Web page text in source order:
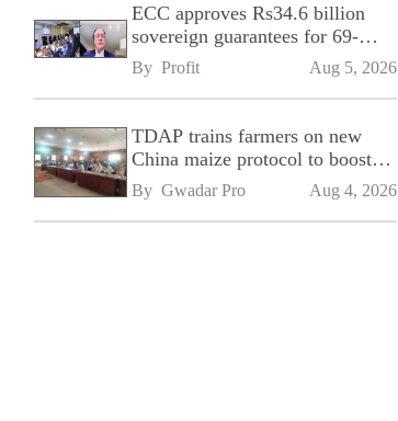
ECC approves Rs34.6 billion
sovereign guarantees for 69-
kilometre Sialkot-Kharian
Motorway
By Profit Aug 5, 2026
TDAP trains farmers on new
China maize protocol to boost
exports
By Gwadar Pro Aug 4, 2026